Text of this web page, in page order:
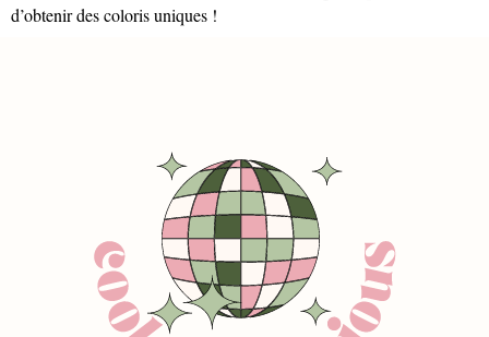
d’obtenir des coloris uniques !